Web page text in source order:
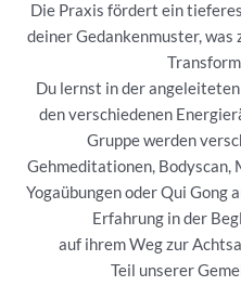
Die Praxis fördert ein
deiner Gedankenmuster, was
Du lernst in der
den verschiedenen
Gruppe werden
Gehmeditationen,
Yogaübungen oder Qui
Erfahrung in der
auf ihrem Weg zur
Teil unserer